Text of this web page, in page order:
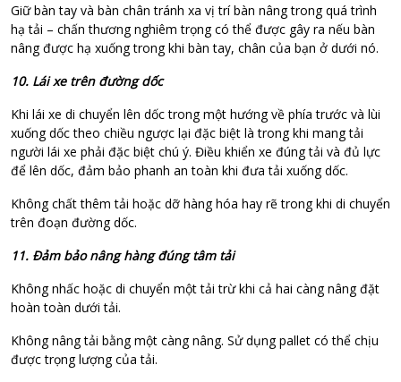
Giữ bàn tay và bàn chân tránh xa vị trí bàn nâng trong quá trình
hạ tải – chấn thương nghiêm trọng có thể được gây ra nếu bàn
nâng được hạ xuống trong khi bàn tay, chân của bạn ở dưới nó.
10. Lái xe trên đường dốc
Khi lái xe di chuyển lên dốc trong một hướng về phía trước và lùi
xuống dốc theo chiều ngược lại đặc biệt là trong khi mang tải
người lái xe phải đặc biệt chú ý. Điều khiển xe đúng tải và đủ lực
để lên dốc, đảm bảo phanh an toàn khi đưa tải xuống dốc.
Không chất thêm tải hoặc dỡ hàng hóa hay rẽ trong khi di chuyển
trên đoạn đường dốc.
11. Đảm bảo nâng hàng đúng tâm tải
Không nhấc hoặc di chuyển một tải trừ khi cả hai càng nâng đặt
hoàn toàn dưới tải.
Không nâng tải bằng một càng nâng. Sử dụng pallet có thể chịu
được trọng lượng của tải.